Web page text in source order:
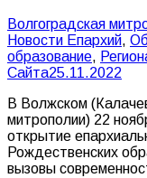
Волгоградская
Новости Епархий,
образование,
Сайта25.11.2022
В Волжском
митрополии) 22
открытие
Рождественских
вызовы